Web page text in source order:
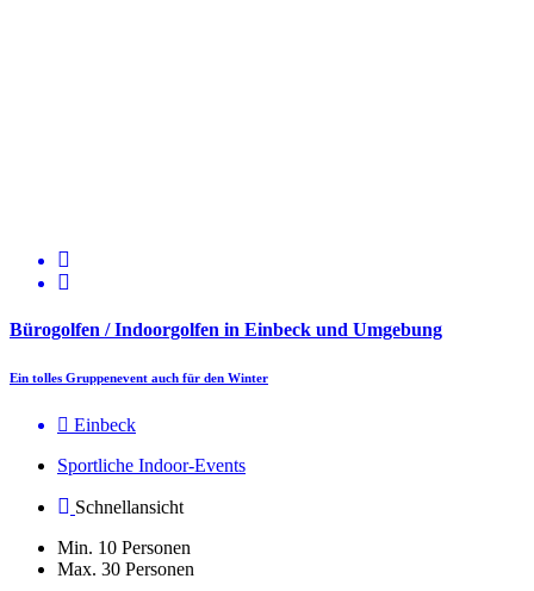
Bürogolfen / Indoorgolfen in Einbeck und Umgebung
Ein tolles Gruppenevent auch für den Winter
Einbeck
Sportliche Indoor-Events
Schnellansicht
Min. 10 Personen
Max. 30 Personen